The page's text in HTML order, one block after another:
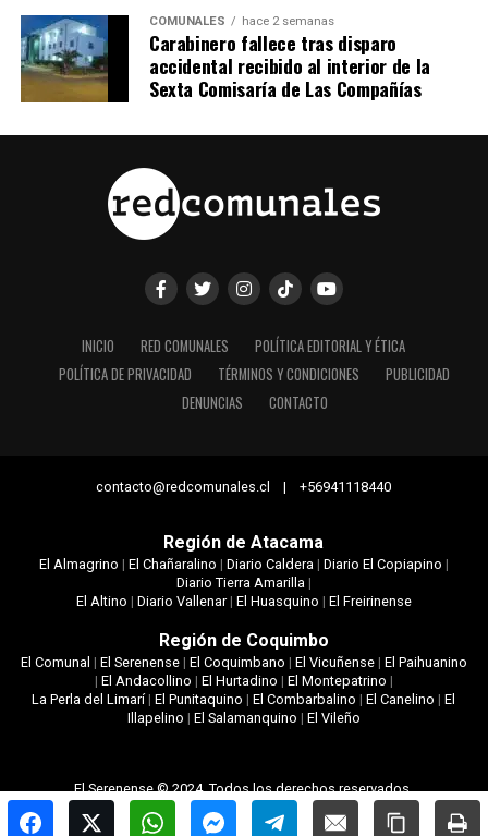
COMUNALES hace 2 semanas
Carabinero fallece tras disparo
accidental recibido al interior de la
Sexta Comisaría de Las Compañías
INICIO RED COMUNALES
POLÍTICA EDITORIAL Y ÉTICA
POLÍTICA DE PRIVACIDAD
TÉRMINOS Y CONDICIONES
PUBLICIDAD
DENUNCIAS
CONTACTO
contacto@redcomunales.cl | +56941118440
Región de Atacama
El Almagrino | El Chañaralino | Diario Caldera | Diario El Copiapino |
Diario Tierra Amarilla |
El Altino | Diario Vallenar| El Huasquino | El Freirinense
Región de Coquimbo
El Comunal | El Serenense| El Coquimbano | El Vicuñense| El Paihuanino
| El Andacollino | El Hurtadino | El Montepatrino |
La Perla del Limarí|El Punitaquino |El Combarbalino |El Canelino |El
Illapelino | El Salamanquino | El Vileño
El Serenense © 2024. Todos los derechos reservados.